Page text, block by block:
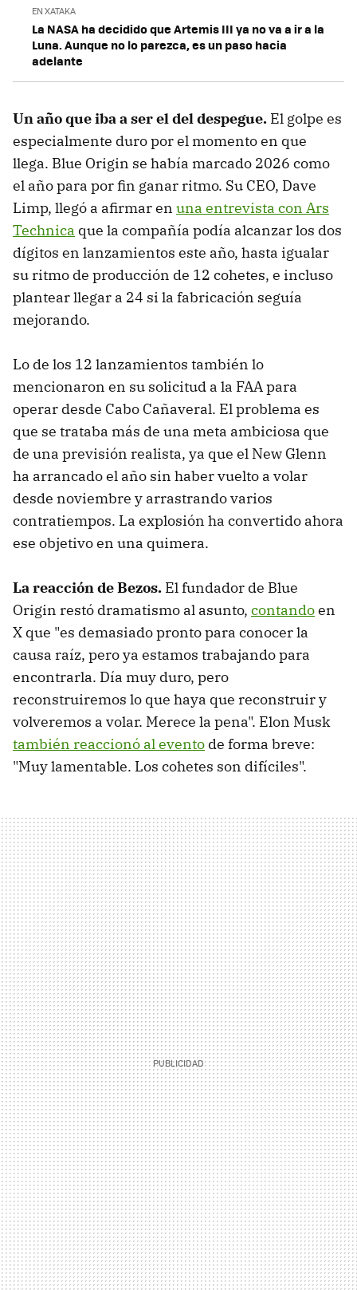
EN XATAKA
La NASA ha decidido que Artemis III ya no va a ir a la
Luna. Aunque no lo parezca, es un paso hacia
adelante
Un año que iba a ser el del despegue. El golpe es
especialmente duro por el momento en que
llega. Blue Origin se había marcado 2026 como
el año para por fin ganar ritmo. Su CEO, Dave
Limp, llegó a afirmar en una entrevista con Ars
Technica que la compañía podía alcanzar los dos
dígitos en lanzamientos este año, hasta igualar
su ritmo de producción de 12 cohetes, e incluso
plantear llegar a 24 si la fabricación seguía
mejorando.
Lo de los 12 lanzamientos también lo
mencionaron en su solicitud a la FAA para
operar desde Cabo Cañaveral. El problema es
que se trataba más de una meta ambiciosa que
de una previsión realista, ya que el New Glenn
ha arrancado el año sin haber vuelto a volar
desde noviembre y arrastrando varios
contratiempos. La explosión ha convertido ahora
ese objetivo en una quimera.
La reacción de Bezos. El fundador de Blue
Origin restó dramatismo al asunto, contandoen
X que "es demasiado pronto para conocer la
causa raíz, pero ya estamos trabajando para
encontrarla. Día muy duro, pero
reconstruiremos lo que haya que reconstruir y
volveremos a volar. Merece la pena". Elon Musk
también reaccionó al evento de forma breve:
"Muy lamentable. Los cohetes son difíciles".